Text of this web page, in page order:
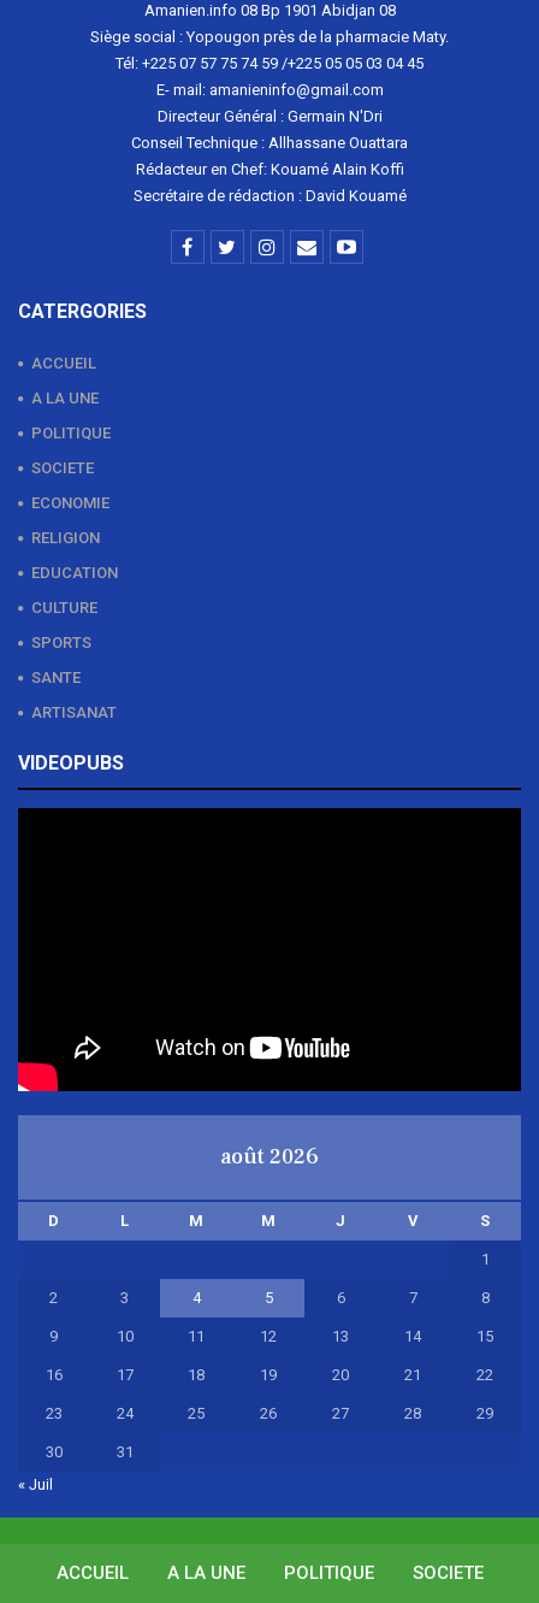
Amanien.info 08 Bp 1901 Abidjan 08
Siège social : Yopougon près de la pharmacie Maty.
Tél: +225 07 57 75 74 59 /+225 05 05 03 04 45
E- mail: amanieninfo@gmail.com
Directeur Général : Germain N'Dri
Conseil Technique : Allhassane Ouattara
Rédacteur en Chef: Kouamé Alain Koffi
Secrétaire de rédaction : David Kouamé
CATERGORIES
ACCUEIL
A LA UNE
POLITIQUE
SOCIETE
ECONOMIE
RELIGION
EDUCATION
CULTURE
SPORTS
SANTE
ARTISANAT
VIDEOPUBS
août 2026
D L M M J V S
1
2 3 4 5 6 7 8
9 10 11 12 13 14 15
16 17 18 19 20 21 22
23 24 25 26 27 28 29
30
31
« Juil
ACCUEIL A LA UNE POLITIQUE SOCIETE